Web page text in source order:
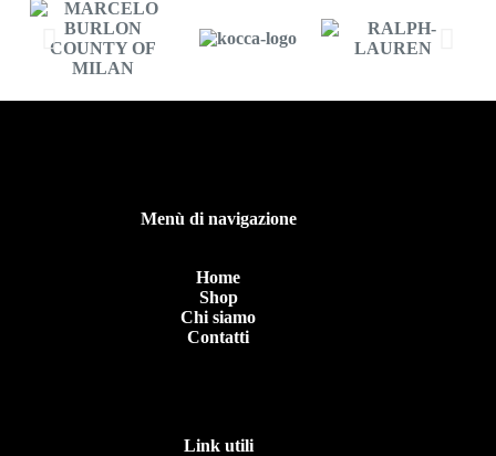
Menù di navigazione
Home
Shop
Chi siamo
Contatti
Link utili